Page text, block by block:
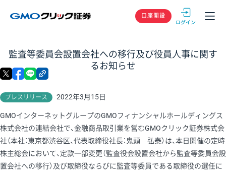
GMOクリック
口座開設
監査等委員会設置会社への移行及び役員人事に関す
るお知らせ
プレスリリース 2022年3月15日
X facebook
GMOインターネットグループのGMOフィナンシャルホールディングス
株式会社の連結会社で、金融商品取引業を営むGMOクリック証券株式会
社（本社：東京都渋谷区、代表取締役社長：鬼頭 弘泰）は、本日開催の定時
株主総会において、定款一部変更（監査役会設置会社から監査等委員会設
置会社への移行）及び取締役ならびに監査等委員である取締役の選任に